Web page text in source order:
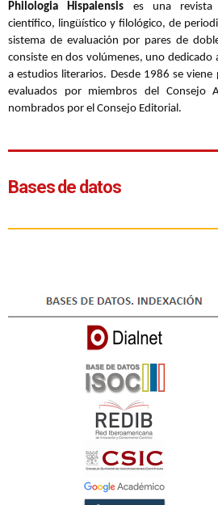
Philologia Hispalensis es una revista
científico, lingüístico y filológico, de
sistema de evaluación por pares de
consiste en dos volúmenes, uno
a estudios literarios. Desde 1986 se
evaluados por miembros del Consejo
nombrados por el Consejo Editorial.
Bases de datos